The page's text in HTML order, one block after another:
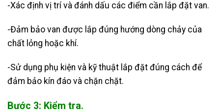
-Xác định vị trí và đánh dấu các điểm cần lắp đặt van.
-Đảm bảo van được lắp đúng hướng dòng chảy của
chất lỏng hoặc khí.
-Sử dụng phụ kiện và kỹ thuật lắp đặt đúng cách để
đảm bảo kín đáo và chặn chặt.
Bước 3: Kiểm tra.